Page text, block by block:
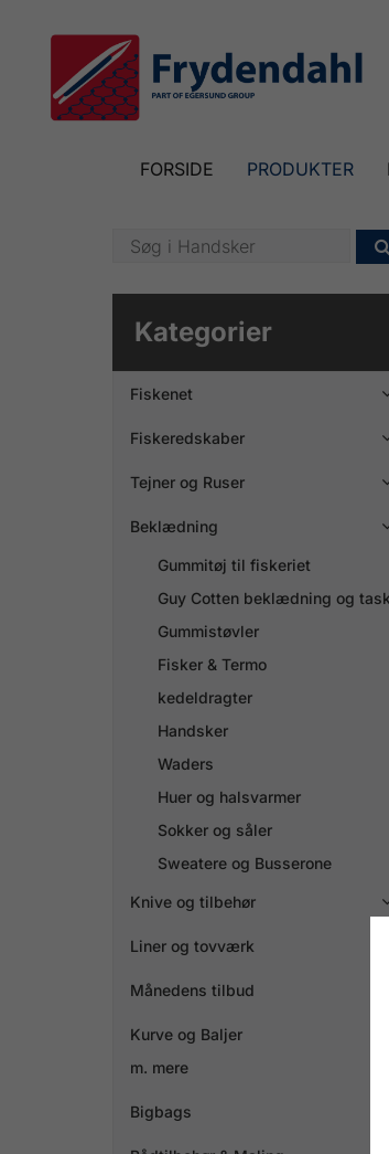
FORSIDE PRODUKTER

Kategorier
Fiskenet
Fiskeredskaber
Tejner og Ruser
Beklædning
Gummitøj til fiskeriet
Guy Cotten beklædning og
Gummistøvler
Fisker & Termo
kedeldragter
Handsker
Waders
Huer og halsvarmer
Sokker og såler
Sweatere og Busserone
Knive og tilbehør
Liner og tovværk
Månedens tilbud
Kurve og Baljer
m. mere
Bigbags